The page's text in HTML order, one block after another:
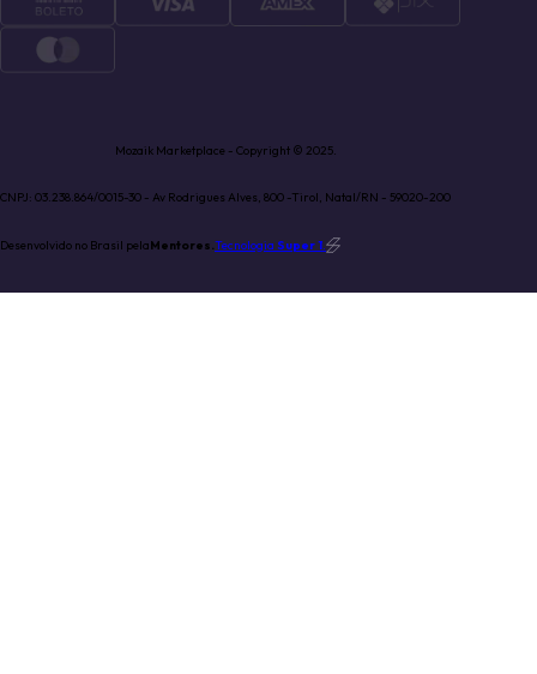
Mozaik Marketplace - Copyright © 2025.
CNPJ: 03.238.864/0015-30 - Av Rodrigues Alves, 800 -Tirol, Natal/RN - 59020-200
Desenvolvido no Brasil pelaMentores.Tecnologia Super 1.